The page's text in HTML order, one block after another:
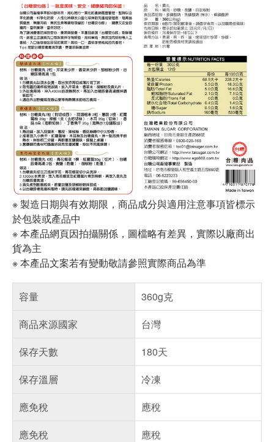
※ 製造日期與有效期限，商品成分與適用注意事項皆標示
於包裝或產品中
※ 本產品網頁因拍攝關係，圖檔略有差異，實際以廠商出
貨為主
※ 本產品文案若有變動敬請參照實際商品為準
容量
360g克
商品來源國家
台灣
保存天數
180天
保存溫層
冷凍
應免稅
應稅
應免稅
應稅